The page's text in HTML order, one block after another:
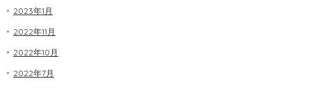
2023年1月
2022年11月
2022年10月
2022年7月